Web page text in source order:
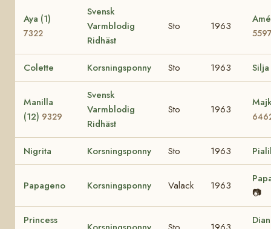
Aya (1)
7322
Svensk
Varmblodig
Ridhäst
Sto 1963
Colette Korsningsponny Sto 1963 Silja
Manilla
(12) 9329
Svensk
Varmblodig
Ridhäst
Sto 1963
Nigrita Korsningsponny Sto 1963
Papageno Korsningsponny Valack 1963
📷
Princess